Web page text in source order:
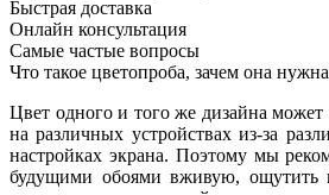
Быстрая доставка
Онлайн консультация
Самые частые вопросы
Что такое цветопроба, зачем она
Цвет одного и того же дизайна может
на различных устройствах из-за
настройках экрана. Поэтому мы
будущими обоями вживую, ощутить